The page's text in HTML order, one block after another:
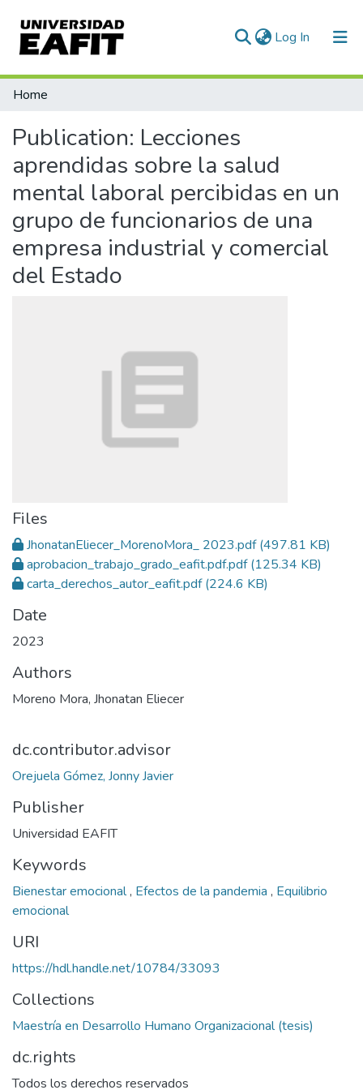
Log In (current)
Communities & Collections
Home
Publication: Lecciones
aprendidas sobre la salud
mental laboral percibidas en un
grupo de funcionarios de una
empresa industrial y comercial
del Estado
Files
JhonatanEliecer_MorenoMora_ 2023.pdf(497.81 KB)
aprobacion_trabajo_grado_eafit.pdf.pdf(125.34 KB)
carta_derechos_autor_eafit.pdf(224.6 KB)
Date
2023
Authors
Moreno Mora, Jhonatan Eliecer
dc.contributor.advisor
Orejuela Gómez, Jonny Javier
Publisher
Universidad EAFIT
Keywords
Bienestar emocional, Efectos de la pandemia , Equilibrio
emocional
URI
https://hdl.handle.net/10784/33093
Collections
Maestría en Desarrollo Humano Organizacional (tesis)
dc.rights
Todos los derechos reservados